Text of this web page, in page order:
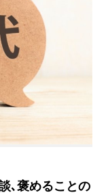
､褒めることの